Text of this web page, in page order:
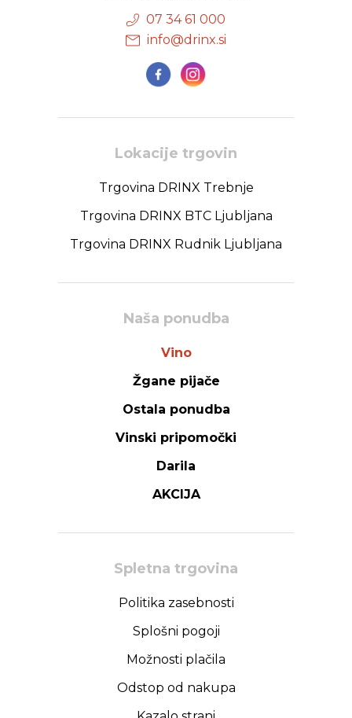
07 34 61 000
info@drinx.si
Lokacije trgovin
Trgovina DRINX Trebnje
Trgovina DRINX BTC Ljubljana
Trgovina DRINX Rudnik Ljubljana
Naša ponudba
Vino
Žgane pijače
Ostala ponudba
Vinski pripomočki
Darila
AKCIJA
Spletna trgovina
Politika zasebnosti
Splošni pogoji
Možnosti plačila
Odstop od nakupa